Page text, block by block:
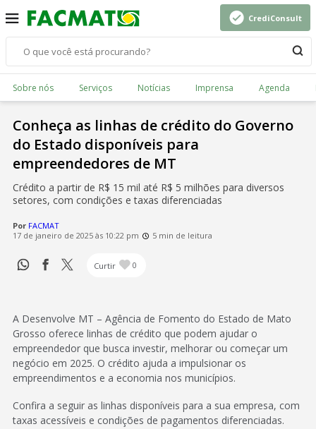
CrediConsult
Sobre nós Serviços Notícias Imprensa Agenda
Conheça as linhas de crédito do Governo
do Estado disponíveis para
empreendedores de MT
Crédito a partir de R$ 15 mil até R$ 5 milhões para diversos
setores, com condições e taxas diferenciadas
Por FACMAT
17 de janeiro de 2025 às 10:22 pm
5 min de leitura
Curtir 0
A Desenvolve MT – Agência de Fomento do Estado de Mato
Grosso oferece linhas de crédito que podem ajudar o
empreendedor que busca investir, melhorar ou começar um
negócio em 2025. O crédito ajuda a impulsionar os
empreendimentos e a economia nos municípios.
Confira a seguir as linhas disponíveis para a sua empresa, com
taxas acessíveis e condições de pagamentos diferenciadas.